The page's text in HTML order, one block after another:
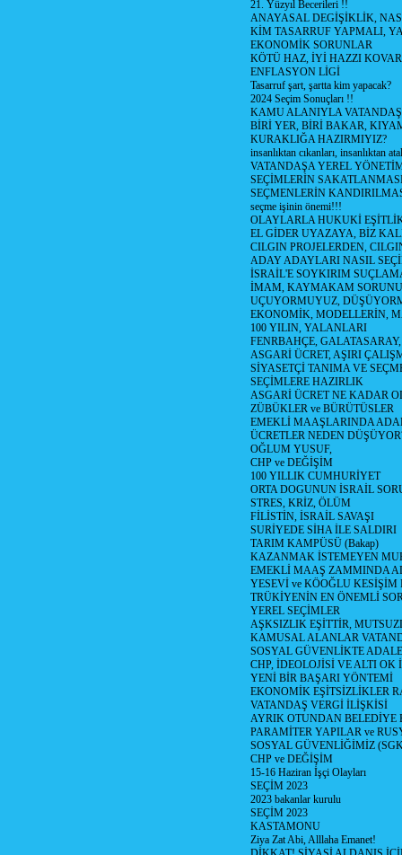
21. Yüzyıl Becerileri !!
ANAYASAL DEGİŞİKLİK,
KİM TASARRUF YAPMALI,
EKONOMİK SORUNLAR
KÖTÜ HAZ, İYİ HAZZI
ENFLASYON LİGİ
Tasarruf şart, şartta kim yapacak?
2024 Seçim Sonuçları !!
KAMU ALANIYLA
BİRİ YER, BİRİ BAKAR,
KURAKLIĞA HAZIRMIYIZ?
insanlıktan cıkanları, insanlıktan
VATANDAŞA YEREL
SEÇİMLERİN
SEÇMENLERİN
seçme işinin önemi!!!
OLAYLARLA HUKUKİ
EL GİDER UYAZAYA, BİZ
CILGIN PROJELERDEN,
ADAY ADAYLARI NASIL
İSRAİL'E SOYKIRIM
İMAM, KAYMAKAM SORUNU
UÇUYORMUYUZ,
EKONOMİK, MODELLERİN,
100 YILIN, YALANLARI
FENRBAHÇE,
ASGARİ ÜCRET, AŞIRI
SİYASETÇİ TANIMA VE
SEÇİMLERE HAZIRLIK
ASGARİ ÜCRET NE KADAR
ZÜBÜKLER ve BÜRÜTÜSLER
EMEKLİ MAAŞLARINDA
ÜCRETLER NEDEN
OĞLUM YUSUF,
CHP ve DEĞİŞİM
100 YILLIK CUMHURİYET
ORTA DOGUNUN İSRAİL
STRES, KRİZ, ÖLÜM
FİLİSTİN, İSRAİL SAVAŞI
SURİYEDE SİHA İLE SALDIRI
TARIM KAMPÜSÜ (Bakap)
KAZANMAK İSTEMEYEN
EMEKLİ MAAŞ ZAMMINDA
YESEVİ ve KÖOĞLU
TRÜKİYENİN EN ÖNEMLİ
YEREL SEÇİMLER
AŞKSIZLIK EŞİTTİR,
KAMUSAL ALANLAR
SOSYAL GÜVENLİKTE
CHP, İDEOLOJİSİ VE ALTI OK
YENİ BİR BAŞARI YÖNTEMİ
EKONOMİK EŞİTSİZLİKLER
VATANDAŞ VERGİ İLİŞKİSİ
AYRIK OTUNDAN
PARAMİTER YAPILAR ve
SOSYAL GÜVENLİĞİMİZ
CHP ve DEĞİŞİM
15-16 Haziran İşçi Olayları
SEÇİM 2023
2023 bakanlar kurulu
SEÇİM 2023
KASTAMONU
Ziya Zat Abi, Alllaha Emanet!